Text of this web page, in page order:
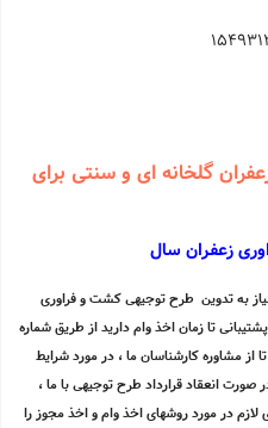
گلخانه ای و سنتی برای
زعفران سال
به تدوین طرح توجیهی کشت و فراوری
تا زمان اخذ وام دارید از طریق شماره
مشاوره کارشناسان ما ، در مورد شرایط
انعقاد قرارداد طرح توجیهی با ما ،
در مورد روشهای اخذ وام و اخذ مجوز را